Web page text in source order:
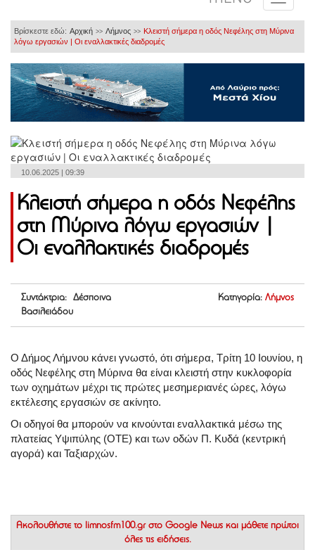
Βρίσκεστε εδώ: Αρχική >> Λήμνος >> Κλειστή σήμερα η οδός Νεφέλης στη Μύρινα
λόγω εργασιών | Οι εναλλακτικές διαδρομές
10.06.2025 | 09:39
Κλειστή σήμερα η οδός Νεφέλης
στη Μύρινα λόγω εργασιών |
Οι εναλλακτικές διαδρομές
Συντάκτρια: Δέσποινα
Βασιλειάδου
Κατηγορία: Λήμνος
Ο Δήμος Λήμνου κάνει γνωστό, ότι σήμερα, Τρίτη 10 Ιουνίου, η
οδός Νεφέλης στη Μύρινα θα είναι κλειστή στην κυκλοφορία
των οχημάτων μέχρι τις πρώτες μεσημεριανές ώρες, λόγω
εκτέλεσης εργασιών σε ακίνητο.
Οι οδηγοί θα μπορούν να κινούνται εναλλακτικά μέσω της
πλατείας Υψιπύλης (ΟΤΕ) και των οδών Π. Κυδά (κεντρική
αγορά) και Ταξιαρχών.
Ακολουθήστε το limnosfm100.gr στο Google News και μάθετε πρώτοι
όλες τις ειδήσεις.